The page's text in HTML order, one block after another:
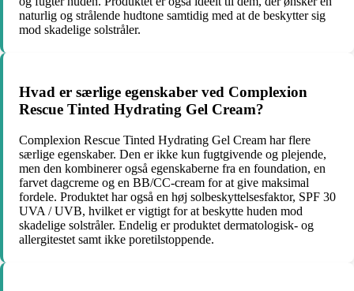
naturlig og strålende hudtone samtidig med at de beskytter sig
mod skadelige solstråler.
Hvad er særlige egenskaber ved Complexion
Rescue Tinted Hydrating Gel Cream?
Complexion Rescue Tinted Hydrating Gel Cream har flere
særlige egenskaber. Den er ikke kun fugtgivende og plejende,
men den kombinerer også egenskaberne fra en foundation, en
farvet dagcreme og en BB/CC-cream for at give maksimal
fordele. Produktet har også en høj solbeskyttelsesfaktor, SPF 30
UVA / UVB, hvilket er vigtigt for at beskytte huden mod
skadelige solstråler. Endelig er produktet dermatologisk- og
allergitestet samt ikke poretilstoppende.